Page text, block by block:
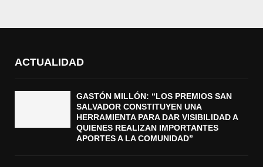
ACTUALIDAD
GASTÓN MILLÓN: “LOS PREMIOS SAN
SALVADOR CONSTITUYEN UNA
HERRAMIENTA PARA DAR VISIBILIDAD A
QUIENES REALIZAN IMPORTANTES
APORTES A LA COMUNIDAD”